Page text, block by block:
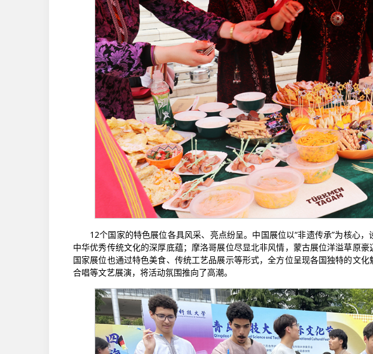
12个国家的特色展位各具风采、亮点纷呈。中国展位以“非遗传承”为核心
中华优秀传统文化的深厚底蕴；摩洛哥展位尽显北非风情，蒙古展位洋溢草原
国家展位也通过特色美食、传统工艺品展示等形式，全方位呈现各国独特的文
合唱等文艺展演，将活动氛围推向了高潮。